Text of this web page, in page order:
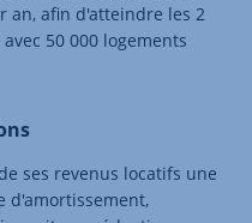
an, afin d'atteindre les 2
50 000 logements
ses revenus locatifs une
d'amortissement,